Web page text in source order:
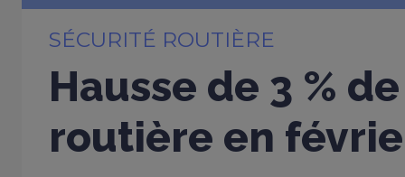
SÉCURITÉ ROUTIÈRE
Hausse de 3 %
routière en